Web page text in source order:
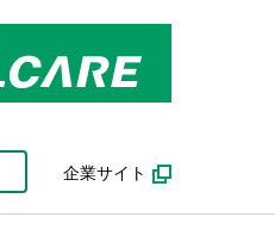
企業サイト